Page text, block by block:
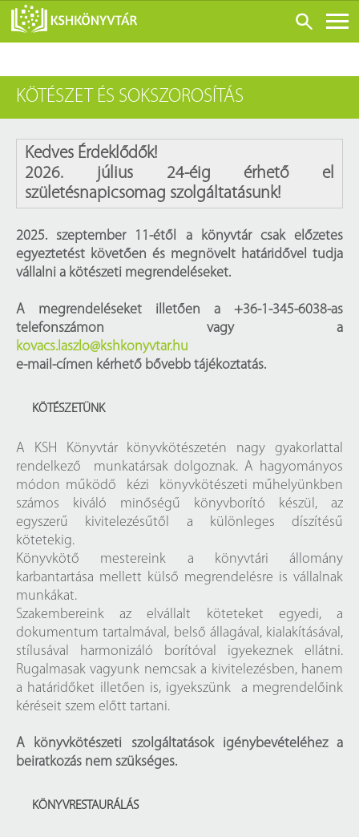
RÓLUNK
SZOLGÁLTATÁSOK
KONFERENCIÁK
BLOG
KIADVÁNYOK
KÖTÉSZET ÉS SOKSZOROSÍTÁS
Kedves Érdeklődők!
2026. július 24-éig érhető el
születésnapicsomag szolgáltatásunk!
2025. szeptember 11-étől a könyvtár csak előzetes
egyeztetést követően és megnövelt határidővel tudja
vállalni a kötészeti megrendeléseket.
A megrendeléseket illetően a +36-1-345-6038-as
telefonszámon vagy a
kovacs.laszlo@kshkonyvtar.hu
e-mail-címen kérhető bővebb tájékoztatás.
KÖTÉSZETÜNK
A KSH Könyvtár könyvkötészetén nagy gyakorlattal
rendelkező munkatársak dolgoznak. A hagyományos
módon működő kézi könyvkötészeti műhelyünkben
számos kiváló minőségű könyvborító készül, az
egyszerű kivitelezésűtől a különleges díszítésű
kötetekig.
Könyvkötő mestereink a könyvtári állomány
karbantartása mellett külső megrendelésre is vállalnak
munkákat.
Szakembereink az elvállalt köteteket egyedi, a
dokumentum tartalmával, belső állagával, kialakításával,
stílusával harmonizáló borítóval igyekeznek ellátni.
Rugalmasak vagyunk nemcsak a kivitelezésben, hanem
a határidőket illetően is, igyekszünk a megrendelőink
kéréseit szem előtt tartani.
A könyvkötészeti szolgáltatások igénybevételéhez a
beiratkozás nem szükséges.
KÖNYVRESTAURÁLÁS